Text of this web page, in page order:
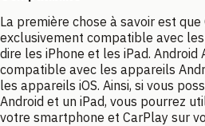
La première chose à savoir est que
exclusivement compatible avec
dire les iPhone et les iPad. Android
compatible avec les appareils
les appareils iOS. Ainsi, si vous
Android et un iPad, vous pourrez
votre smartphone et CarPlay sur